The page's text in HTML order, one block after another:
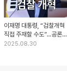
이재명 대통령, “검찰개혁
직접 주재할 수도”…공론의
장 여나
2025.08.30